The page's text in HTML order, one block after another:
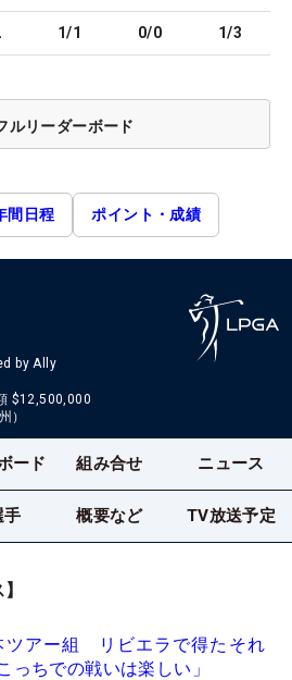
1/1 0/0 1/3
ルリーダーボード
間日程 ポイント・成績
by Ally
$12,500,000
）
ード 組み合せ ニュース
手 概要など TV放送予定
ツアー組 リビエラで得たそれ
っちでの戦いは楽しい」